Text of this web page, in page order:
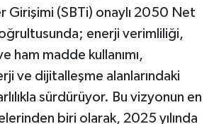
Girişimi (SBTi) onaylı 2050 Net
enerji verimliliği,
ham madde kullanımı,
ve dijitalleşme alanlarındaki
sürdürüyor. Bu vizyonun en
biri olarak, 2025 yılında